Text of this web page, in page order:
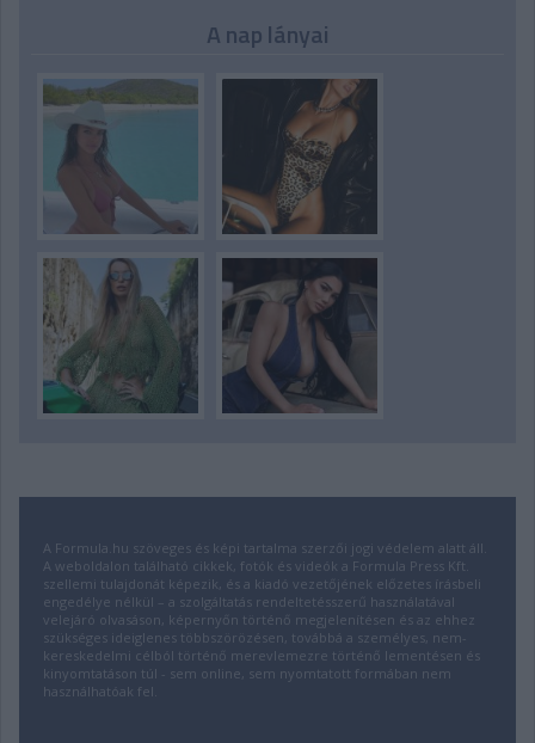
A nap lányai
A Formula.hu szöveges és képi tartalma szerzői jogi védelem alatt áll.
A weboldalon található cikkek, fotók és videók a Formula Press Kft.
szellemi tulajdonát képezik, és a kiadó vezetőjének előzetes írásbeli
engedélye nélkül – a szolgáltatás rendeltetésszerű használatával
velejáró olvasáson, képernyőn történő megjelenítésen és az ehhez
szükséges ideiglenes többszörözésen, továbbá a személyes, nem-
kereskedelmi célból történő merevlemezre történő lementésen és
kinyomtatáson túl - sem online, sem nyomtatott formában nem
használhatóak fel.